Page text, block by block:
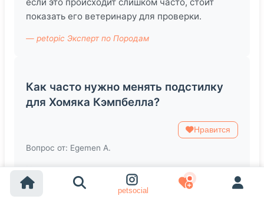
petsocial
показать его ветеринару для проверки.
— petopic Эксперт по Породам
Как часто нужно менять подстилку
для Хомяка Кэмпбелла?
Нравится
Вопрос от: Egemen A.
Чаще всего рекомендуется менять подстилку
раз в неделю, но если заметите неприятный